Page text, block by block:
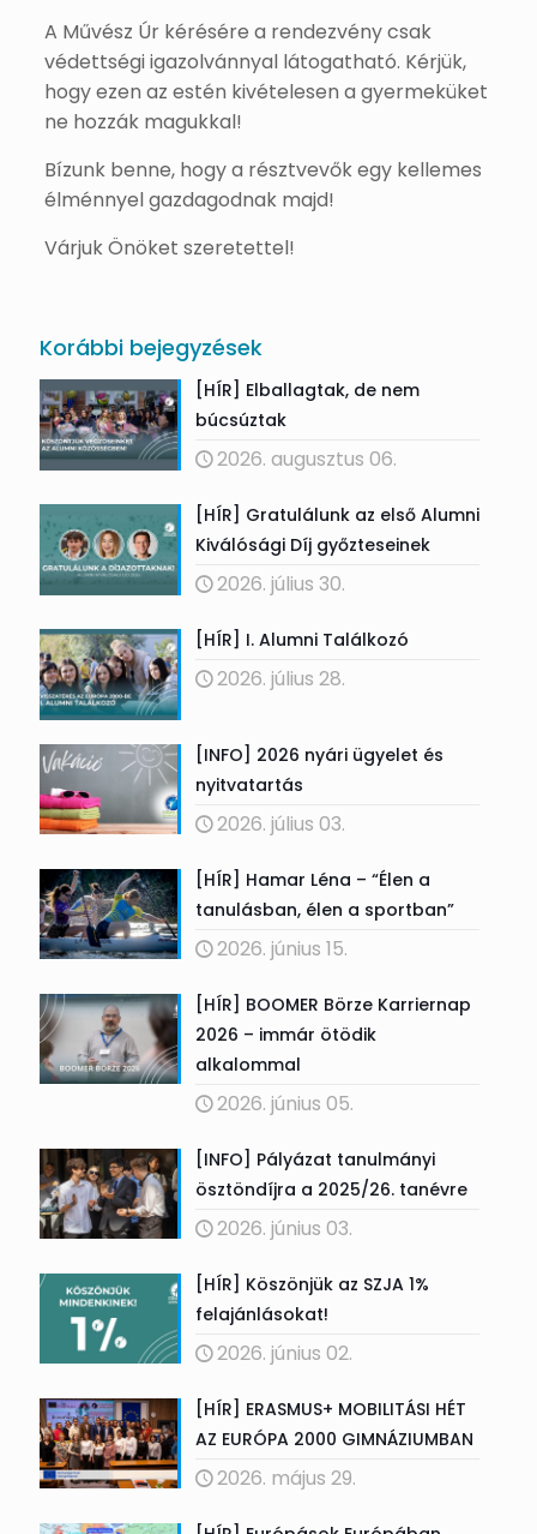
A Művész Úr kérésére a rendezvény csak
védettségi igazolvánnyal látogatható. Kérjük,
hogy ezen az estén kivételesen a gyermeküket
ne hozzák magukkal!
Bízunk benne, hogy a résztvevők egy kellemes
élménnyel gazdagodnak majd!
Várjuk Önöket szeretettel!
Korábbi bejegyzések
[HÍR] Elballagtak, de nem
búcsúztak
2026. augusztus 06.
[HÍR] Gratulálunk az első Alumni
Kiválósági Díj győzteseinek
2026. július 30.
[HÍR] I. Alumni Találkozó
2026. július 28.
[INFO] 2026 nyári ügyelet és
nyitvatartás
2026. július 03.
[HÍR] Hamar Léna – “Élen a
tanulásban, élen a sportban”
2026. június 15.
[HÍR] BOOMER Börze Karriernap
2026 – immár ötödik
alkalommal
2026. június 05.
[INFO] Pályázat tanulmányi
ösztöndíjra a 2025/26. tanévre
2026. június 03.
[HÍR] Köszönjük az SZJA 1%
felajánlásokat!
2026. június 02.
[HÍR] ERASMUS+ MOBILITÁSI HÉT
AZ EURÓPA 2000 GIMNÁZIUMBAN
2026. május 29.